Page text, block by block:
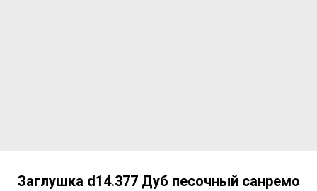
Заглушка d14.377 Дуб песочный санремо